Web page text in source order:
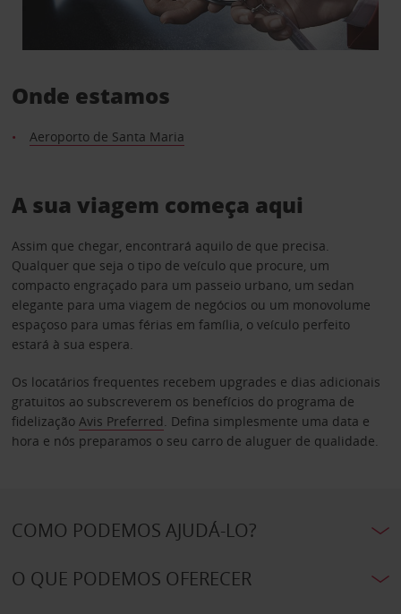
Onde estamos
Aeroporto de Santa Maria
A sua viagem começa aqui
Assim que chegar, encontrará aquilo de que precisa.
Qualquer que seja o tipo de veículo que procure, um
compacto engraçado para um passeio urbano, um sedan
elegante para uma viagem de negócios ou um monovolume
espaçoso para umas férias em família, o veículo perfeito
estará à sua espera.
Os locatários frequentes recebem upgrades e dias adicionais
gratuitos ao subscreverem os benefícios do programa de
fidelização Avis Preferred. Defina simplesmente uma data e
hora e nós preparamos o seu carro de aluguer de qualidade.
COMO PODEMOS AJUDÁ-LO?
O QUE PODEMOS OFERECER